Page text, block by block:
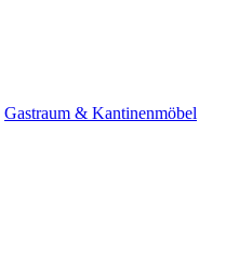
Gastraum & Kantinenmöbel